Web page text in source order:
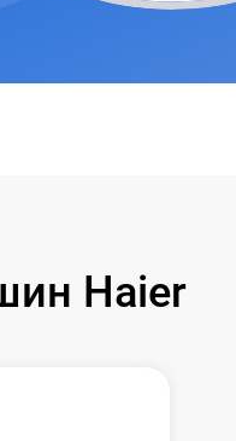
Haier